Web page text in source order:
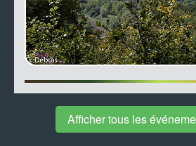
Afficher tous les